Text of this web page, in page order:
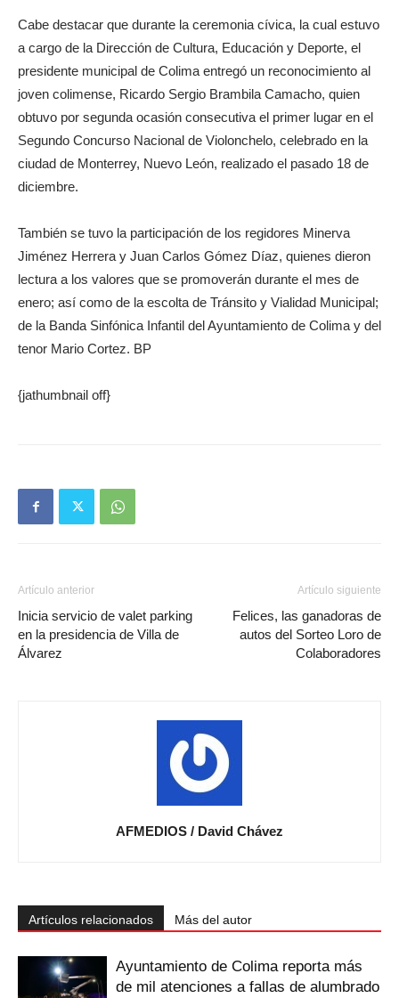
Cabe destacar que durante la ceremonia cívica, la cual estuvo
a cargo de la Dirección de Cultura, Educación y Deporte, el
presidente municipal de Colima entregó un reconocimiento al
joven colimense, Ricardo Sergio Brambila Camacho, quien
obtuvo por segunda ocasión consecutiva el primer lugar en el
Segundo Concurso Nacional de Violonchelo, celebrado en la
ciudad de Monterrey, Nuevo León, realizado el pasado 18 de
diciembre.
También se tuvo la participación de los regidores Minerva
Jiménez Herrera y Juan Carlos Gómez Díaz, quienes dieron
lectura a los valores que se promoverán durante el mes de
enero; así como de la escolta de Tránsito y Vialidad Municipal;
de la Banda Sinfónica Infantil del Ayuntamiento de Colima y del
tenor Mario Cortez. BP
{jathumbnail off}
Artículo anterior
Inicia servicio de valet parking
en la presidencia de Villa de
Álvarez
Artículo siguiente
Felices, las ganadoras de
autos del Sorteo Loro de
Colaboradores
AFMEDIOS / David Chávez
Artículos relacionados Más del autor
Ayuntamiento de Colima reporta más
de mil atenciones a fallas de alumbrado